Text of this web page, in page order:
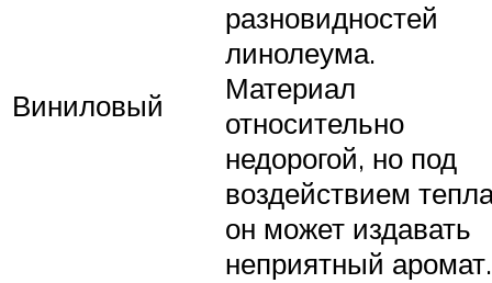
Виниловый
разновидностей
линолеума.
Материал
относительно
недорогой, но под
воздействием
он может издавать
неприятный аромат.